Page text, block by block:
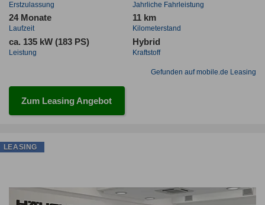
Erstzulassung Jahrliche Fahrleistung
24 Monate
Laufzeit
11 km
Kilometerstand
ca. 135 kW (183 PS)
Leistung
Hybrid
Kraftstoff
Gefunden auf mobile.de Leasing
Zum Leasing Angebot
LEASING